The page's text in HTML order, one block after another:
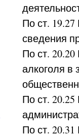
По ст.
сведения
По ст.
алкоголя в
По ст.
По ст.